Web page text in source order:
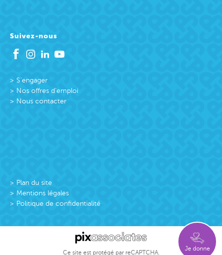
Je donne
Suivez-nous
S’engager
Nos offres d’emploi
Nous contacter
Plan du site
Mentions légales
Politique de confidentialité
Ce site est protégé par reCAPTCHA.